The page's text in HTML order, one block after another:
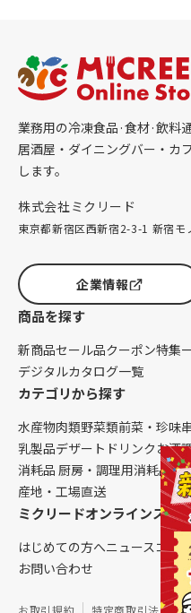
業務用の冷凍食品·食材·飲料
居酒屋・ダイニングバー・カ
します。
株式会社ミクリード
東京都新宿区西新宿2-3-1 新宿モ
企業情報
商品を探す
新商品セール品クーポン特集
デジタルカタログ一覧
カテゴリから探す
水産物肉類野菜類前菜・珍味
乳製品デザート ドリンク お酒
消耗品 厨房・調理用消耗品 ク
産地・工場直送
ミクリードオンラインスト
はじめての方へニュースコラ
お問い合わせ
お取引規約 特定商取引法に基